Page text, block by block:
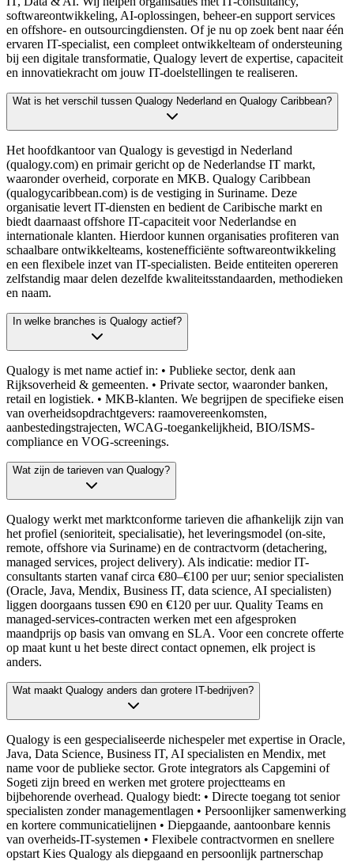
softwareontwikkeling, AI-oplossingen, beheer-en support services
en offshore- en outsourcingdiensten. Of je nu op zoek bent naar één
ervaren IT-specialist, een compleet ontwikkelteam of ondersteuning
bij een digitale transformatie, Qualogy levert de expertise, capaciteit
en innovatiekracht om jouw IT-doelstellingen te realiseren.
Wat is het verschil tussen Qualogy Nederland en Qualogy Caribbean?
Het hoofdkantoor van Qualogy is gevestigd in Nederland
(qualogy.com) en primair gericht op de Nederlandse IT markt,
waaronder overheid, corporate en MKB. Qualogy Caribbean
(qualogycaribbean.com) is de vestiging in Suriname. Deze
organisatie levert IT-diensten en bedient de Caribische markt en
biedt daarnaast offshore IT-capaciteit voor Nederlandse en
internationale klanten. Hierdoor kunnen organisaties profiteren van
schaalbare ontwikkelteams, kostenefficiënte softwareontwikkeling
en een flexibele inzet van IT-specialisten. Beide entiteiten opereren
zelfstandig maar delen dezelfde kwaliteitsstandaarden, methodieken
en naam.
In welke branches is Qualogy actief?
Qualogy is met name actief in: • Publieke sector, denk aan
Rijksoverheid & gemeenten. • Private sector, waaronder banken,
retail en logistiek. • MKB-klanten. We begrijpen de specifieke eisen
van overheidsopdrachtgevers: raamovereenkomsten,
aanbestedingstrajecten, WCAG-toegankelijkheid, BIO/ISMS-
compliance en VOG-screenings.
Wat zijn de tarieven van Qualogy?
Qualogy werkt met marktconforme tarieven die afhankelijk zijn van
het profiel (senioriteit, specialisatie), het leveringsmodel (on-site,
remote, offshore via Suriname) en de contractvorm (detachering,
managed services, project delivery). Als indicatie: medior IT-
consultants starten vanaf circa €80–€100 per uur; senior specialisten
(Oracle, Java, Mendix, Business IT, data science, AI specialisten)
liggen doorgaans tussen €90 en €120 per uur. Quality Teams en
managed-services-contracten werken met een afgesproken
maandprijs op basis van omvang en SLA. Voor een concrete offerte
op maat kunt u het beste direct contact opnemen, elk project is
anders.
Wat maakt Qualogy anders dan grotere IT-bedrijven?
Qualogy is een gespecialiseerde nichespeler met expertise in Oracle,
Java, Data Science, Business IT, AI specialisten en Mendix, met
name voor de publieke sector. Grote integrators als Capgemini of
Sogeti zijn breed en werken met grotere projectteams en
bijbehorende overhead. Qualogy biedt: • Directe toegang tot senior
specialisten zonder managementlagen • Persoonlijker samenwerking
en kortere communicatielijnen • Diepgaande, aantoonbare kennis
van overheids-IT-systemen • Flexibele contractvormen en snellere
opstart Kies Qualogy als diepgaand en persoonlijk partnerschap